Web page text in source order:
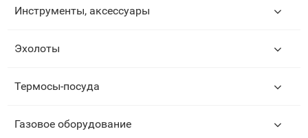
Инструменты, аксессуары
Эхолоты
Термосы-посуда
Газовое оборудование